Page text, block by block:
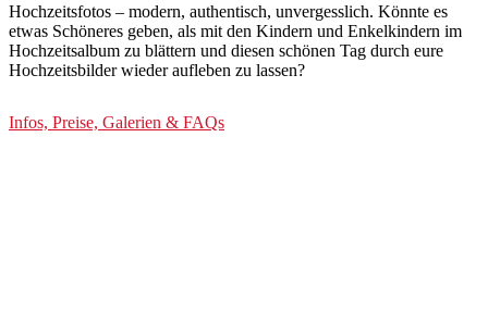
Hochzeitsfotos – modern, authentisch, unvergesslich. Könnte es
etwas Schöneres geben, als mit den Kindern und Enkelkindern im
Hochzeitsalbum zu blättern und diesen schönen Tag durch eure
Hochzeitsbilder wieder aufleben zu lassen?
Infos, Preise, Galerien & FAQs